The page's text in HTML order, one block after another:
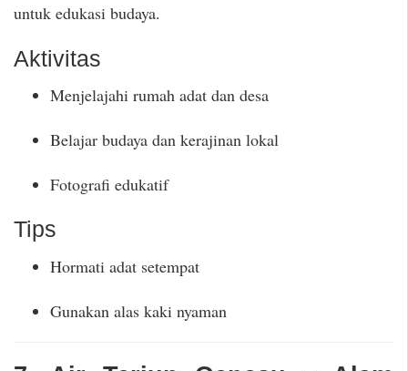
untuk edukasi budaya.
Aktivitas
Menjelajahi rumah adat dan desa
Belajar budaya dan kerajinan lokal
Fotografi edukatif
Tips
Hormati adat setempat
Gunakan alas kaki nyaman